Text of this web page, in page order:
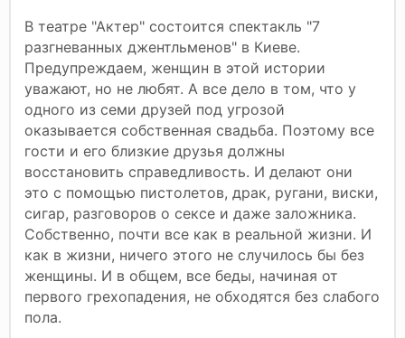
В театре "Актер" состоится спектакль "7
разгневанных джентльменов" в Киеве.
Предупреждаем, женщин в этой истории
уважают, но не любят. А все дело в том, что у
одного из семи друзей под угрозой
оказывается собственная свадьба. Поэтому все
гости и его близкие друзья должны
восстановить справедливость. И делают они
это с помощью пистолетов, драк, ругани, виски,
сигар, разговоров о сексе и даже заложника.
Собственно, почти все как в реальной жизни. И
как в жизни, ничего этого не случилось бы без
женщины. И в общем, все беды, начиная от
первого грехопадения, не обходятся без слабого
пола.